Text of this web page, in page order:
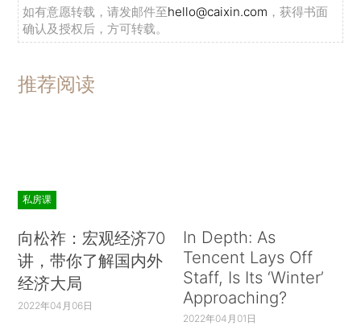
如有意愿转载，请发邮件至hello@caixin.com ，获得书面
确认及授权后，方可转载。
推荐阅读
私房课
向松祚：宏观经济70
讲，带你了解国内外
经济大局
2022年04月06日
In Depth: As
Tencent Lays Off
Staff, Is Its ‘Winter’
Approaching?
2022年04月01日